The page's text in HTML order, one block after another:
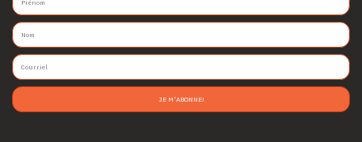
JE M'ABONNE!